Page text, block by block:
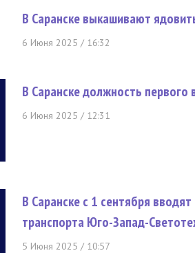
В Саранске выкашивают
6 Июня 2025 / 16:32
В Саранске должность
6 Июня 2025 / 12:31
В Саранске с 1 сентября
транспорта Юго-Запад-
5 Июня 2025 / 10:57